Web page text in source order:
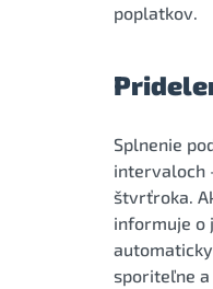
poplatkov.
Splnenie
intervaloch
štvrťroka.
informuje o
sporiteľne a